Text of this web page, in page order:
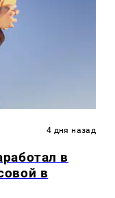
4 дня назад
в
в